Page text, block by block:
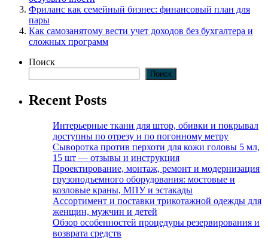
Фриланс как семейный бизнес: финансовый план для
пары
Как самозанятому вести учет доходов без бухгалтера и
сложных программ
Поиск
Поиск
Recent Posts
Интерьерные ткани для штор, обивки и покрывал
доступны по отрезу и по погонному метру
Сыворотка против перхоти для кожи головы 5 мл,
15 шт — отзывы и инструкция
Проектирование, монтаж, ремонт и модернизация
грузоподъемного оборудования: мостовые и
козловые краны, МПУ и эстакады
Ассортимент и поставки трикотажной одежды для
женщин, мужчин и детей
Обзор особенностей процедуры резервирования и
возврата средств